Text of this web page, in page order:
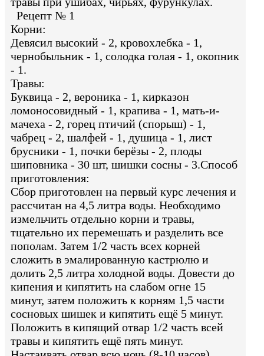
Рецепт № 1
Корни:
Девясил высокий - 2, кровохлебка - 1,
чернобыльник - 1, солодка голая - 1, окопник
- 1.
Травы:
Буквица - 2, вероника - 1, кирказон
ломоносовидный - 1, крапива - 1, мать-и-
мачеха - 2, горец птичий (спорыш) - 1,
чабрец - 2, шалфей - 1, душица - 1, лист
брусники - 1, почки берёзы - 2, плоды
шиповника - 30 шт, шишки сосны - 3.Способ
приготовления:
Сбор приготовлен на первый курс лечения и
рассчитан на 4,5 литра воды. Необходимо
измельчить отдельно корни и травы,
тщательно их перемешать и разделить все
пополам. Затем 1/2 часть всех корней
сложить в эмалированную кастрюлю и
долить 2,5 литра холодной воды. Довести до
кипения и кипятить на слабом огне 15
минут, затем положить к корням 1,5 части
сосновых шишек и кипятить ещё 5 минут.
Положить в кипящий отвар 1/2 часть всей
травы и кипятить ещё пять минут.